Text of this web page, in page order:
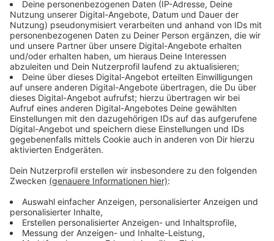
Bereich möglichst weiträumig umfahren.
Anzeige
Möglichst nicht dann losfahren, wenn alle in
den Urlaub wollen
Anzeige
"Antizyklisch fahren, also die Stoßzeiten meiden, bleibt
der beste Tipp. Wer unbedingt schon am Freitag
starten muss, sollte spätestens am frühen Vormittag
losfahren oder erst am Abend aufbrechen", sagte der
Leiter des Fachbereichs Verkehr und Umwelt
beim ADAC Nordrhein, Roman Suthold.